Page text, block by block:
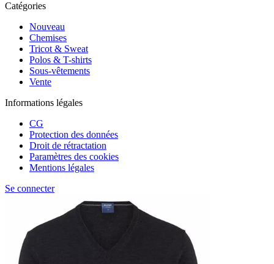
Catégories
Nouveau
Chemises
Tricot & Sweat
Polos & T-shirts
Sous-vêtements
Vente
Informations légales
CG
Protection des données
Droit de rétractation
Paramètres des cookies
Mentions légales
Se connecter